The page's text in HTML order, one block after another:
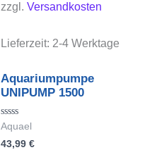
zzgl. Versandkosten
Lieferzeit: 2-4 Werktage
Aquariumpumpe
UNIPUMP 1500
Bewertet
mit
0
Aquael
43,99 €